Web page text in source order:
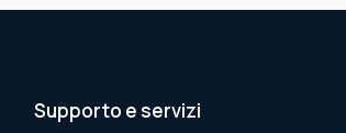
Supporto e servizi